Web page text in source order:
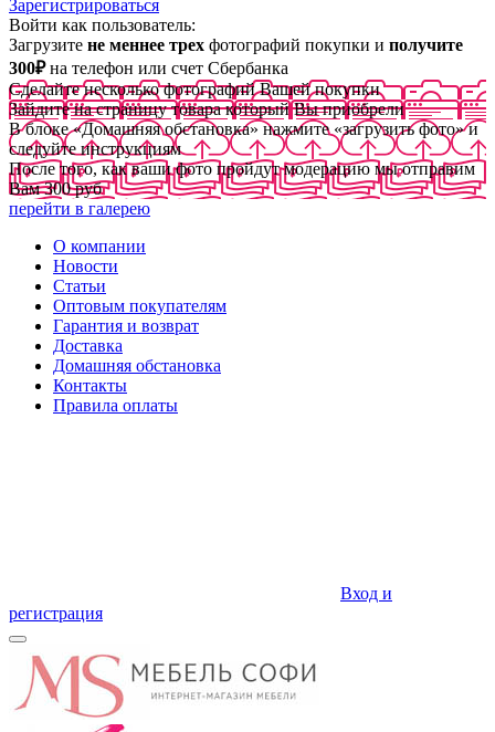
Зарегистрироваться
Войти как пользователь:
Загрузите не меннее трех фотографий покупки и получите
300₽на телефон или счет Сбербанка
Сделайте несколько фотографий Вашей покупки
Зайдите на страницу товара который Вы приобрели
В блоке «Домашняя обстановка» нажмите «загрузить фото» и
следуйте инструкциям
После того, как ваши фото пройдут модерацию мы отправим
Вам 300 руб
перейти в галерею
О компании
Новости
Статьи
Оптовым покупателям
Гарантия и возврат
Доставка
Домашняя обстановка
Контакты
Правила оплаты
Вход и
регистрация